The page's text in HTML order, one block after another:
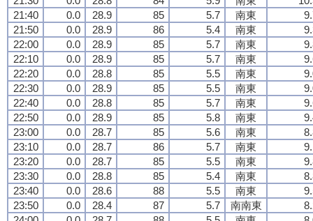
21:40
0.0 28.9 85 5.7 南東
21:50
0.0 28.9 86 5.4 南東
22:00
0.0 28.9 85 5.7 南東
22:10
0.0 28.9 85 5.7 南東
22:20
0.0 28.8 85 5.5 南東
22:30
0.0 28.9 85 5.5 南東
22:40
0.0 28.8 85 5.7 南東
22:50
0.0 28.9 85 5.8 南東
23:00
0.0 28.7 85 5.6 南東
23:10
0.0 28.7 86 5.7 南東
23:20
0.0 28.7 85 5.5 南東
23:30
0.0 28.8 85 5.4 南東
23:40
0.0 28.6 88 5.5 南東
23:50
0.0 28.4 87 5.7 南南東